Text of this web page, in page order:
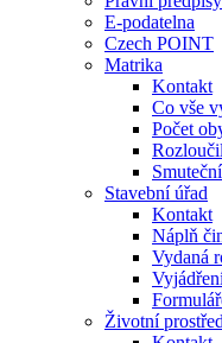
E-podatelna
Czech POINT
Matrika
Kontakt
Co vše
Počet
Stavební úřad
Kontakt
Náplň
Vydaná
Životní